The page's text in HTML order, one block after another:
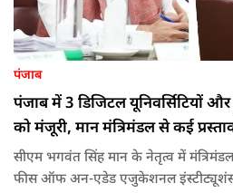
पंजाब
पंजाब में 3 डिजिटल यूनिवर्सिटियों
को मंजूरी, मान मंत्रिमंडल से कई
सीएम भगवंत सिंह मान के नेतृत्व में
फीस ऑफ अन-एडेड एजुकेशनल